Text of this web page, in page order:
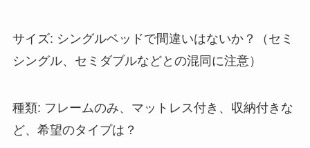
サイズ: シングルベッドで間違いはないか？（セミ
シングル、セミダブルなどとの混同に注意）
種類: フレームのみ、マットレス付き、収納付きな
ど、希望のタイプは？